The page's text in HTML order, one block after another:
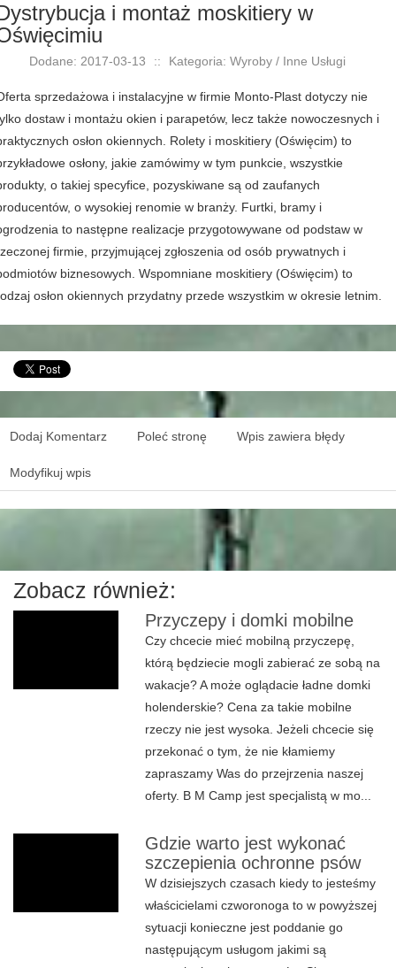
i montaż moskitiery w
Dodane: 2017-03-13 :: Kategoria: Wyroby / Inne Usługi
sprzedażowa i instalacyjne w firmie Monto-Plast dotyczy nie
dostaw i montażu okien i parapetów, lecz także nowoczesnych i
osłon okiennych. Rolety i moskitiery (Oświęcim) to
osłony, jakie zamówimy w tym punkcie, wszystkie
o takiej specyfice, pozyskiwane są od zaufanych
o wysokiej renomie w branży. Furtki, bramy i
to następne realizacje przygotowywane od podstaw w
firmie, przyjmującej zgłoszenia od osób prywatnych i
biznesowych. Wspomniane moskitiery (Oświęcim) to
osłon okiennych przydatny przede wszystkim w okresie letnim.
Dodaj Komentarz Poleć stronę Wpis zawiera błędy
Modyfikuj wpis
Zobacz również:
Przyczepy i domki mobilne
Czy chcecie mieć mobilną przyczepę,
którą będziecie mogli zabierać ze sobą na
wakacje? A może oglądacie ładne domki
holenderskie? Cena za takie mobilne
rzeczy nie jest wysoka. Jeżeli chcecie się
przekonać o tym, że nie kłamiemy
zapraszamy Was do przejrzenia naszej
oferty. B M Camp jest specjalistą w mo...
Gdzie warto jest wykonać
szczepienia ochronne psów
W dzisiejszych czasach kiedy to jesteśmy
właścicielami czworonoga to w powyższej
sytuacji konieczne jest poddanie go
następującym usługom jakimi są